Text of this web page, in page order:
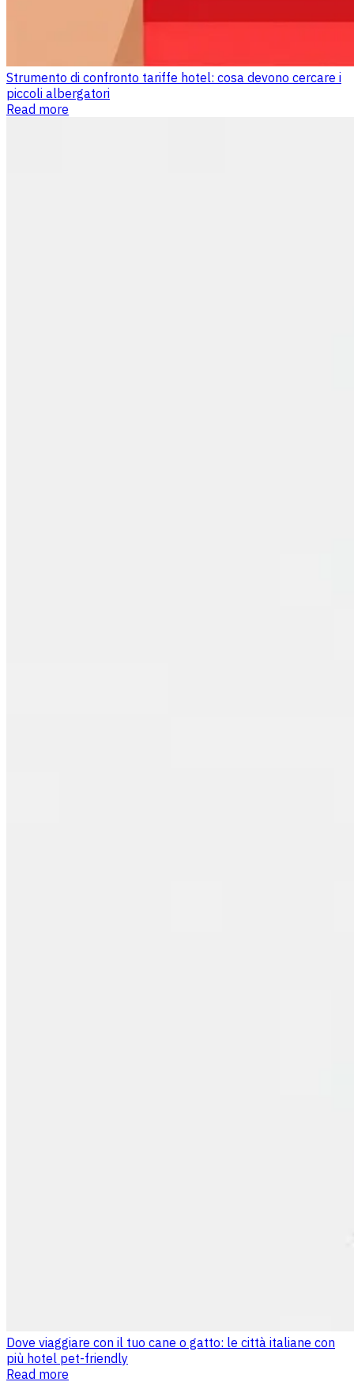
Strumento di confronto tariffe hotel: cosa devono cercare i
piccoli albergatori
Read more
Dove viaggiare con il tuo cane o gatto: le città italiane con
più hotel pet-friendly
Read more